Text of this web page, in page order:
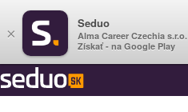
×
Seduo
Alma Career Czechia s.r.o.
Získať - na Google Play